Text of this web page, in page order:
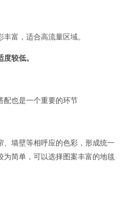
富，适合高流量区域。
较低。
配也是一个重要的环节
、墙壁等相呼应的色彩，形成统一
为简单，可以选择图案丰富的地毯